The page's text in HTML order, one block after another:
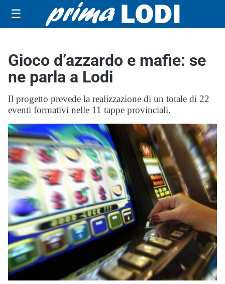
☰
Gioco d’azzardo e mafie: se
ne parla a Lodi
Il progetto prevede la realizzazione di un totale di 22
eventi formativi nelle 11 tappe provinciali.